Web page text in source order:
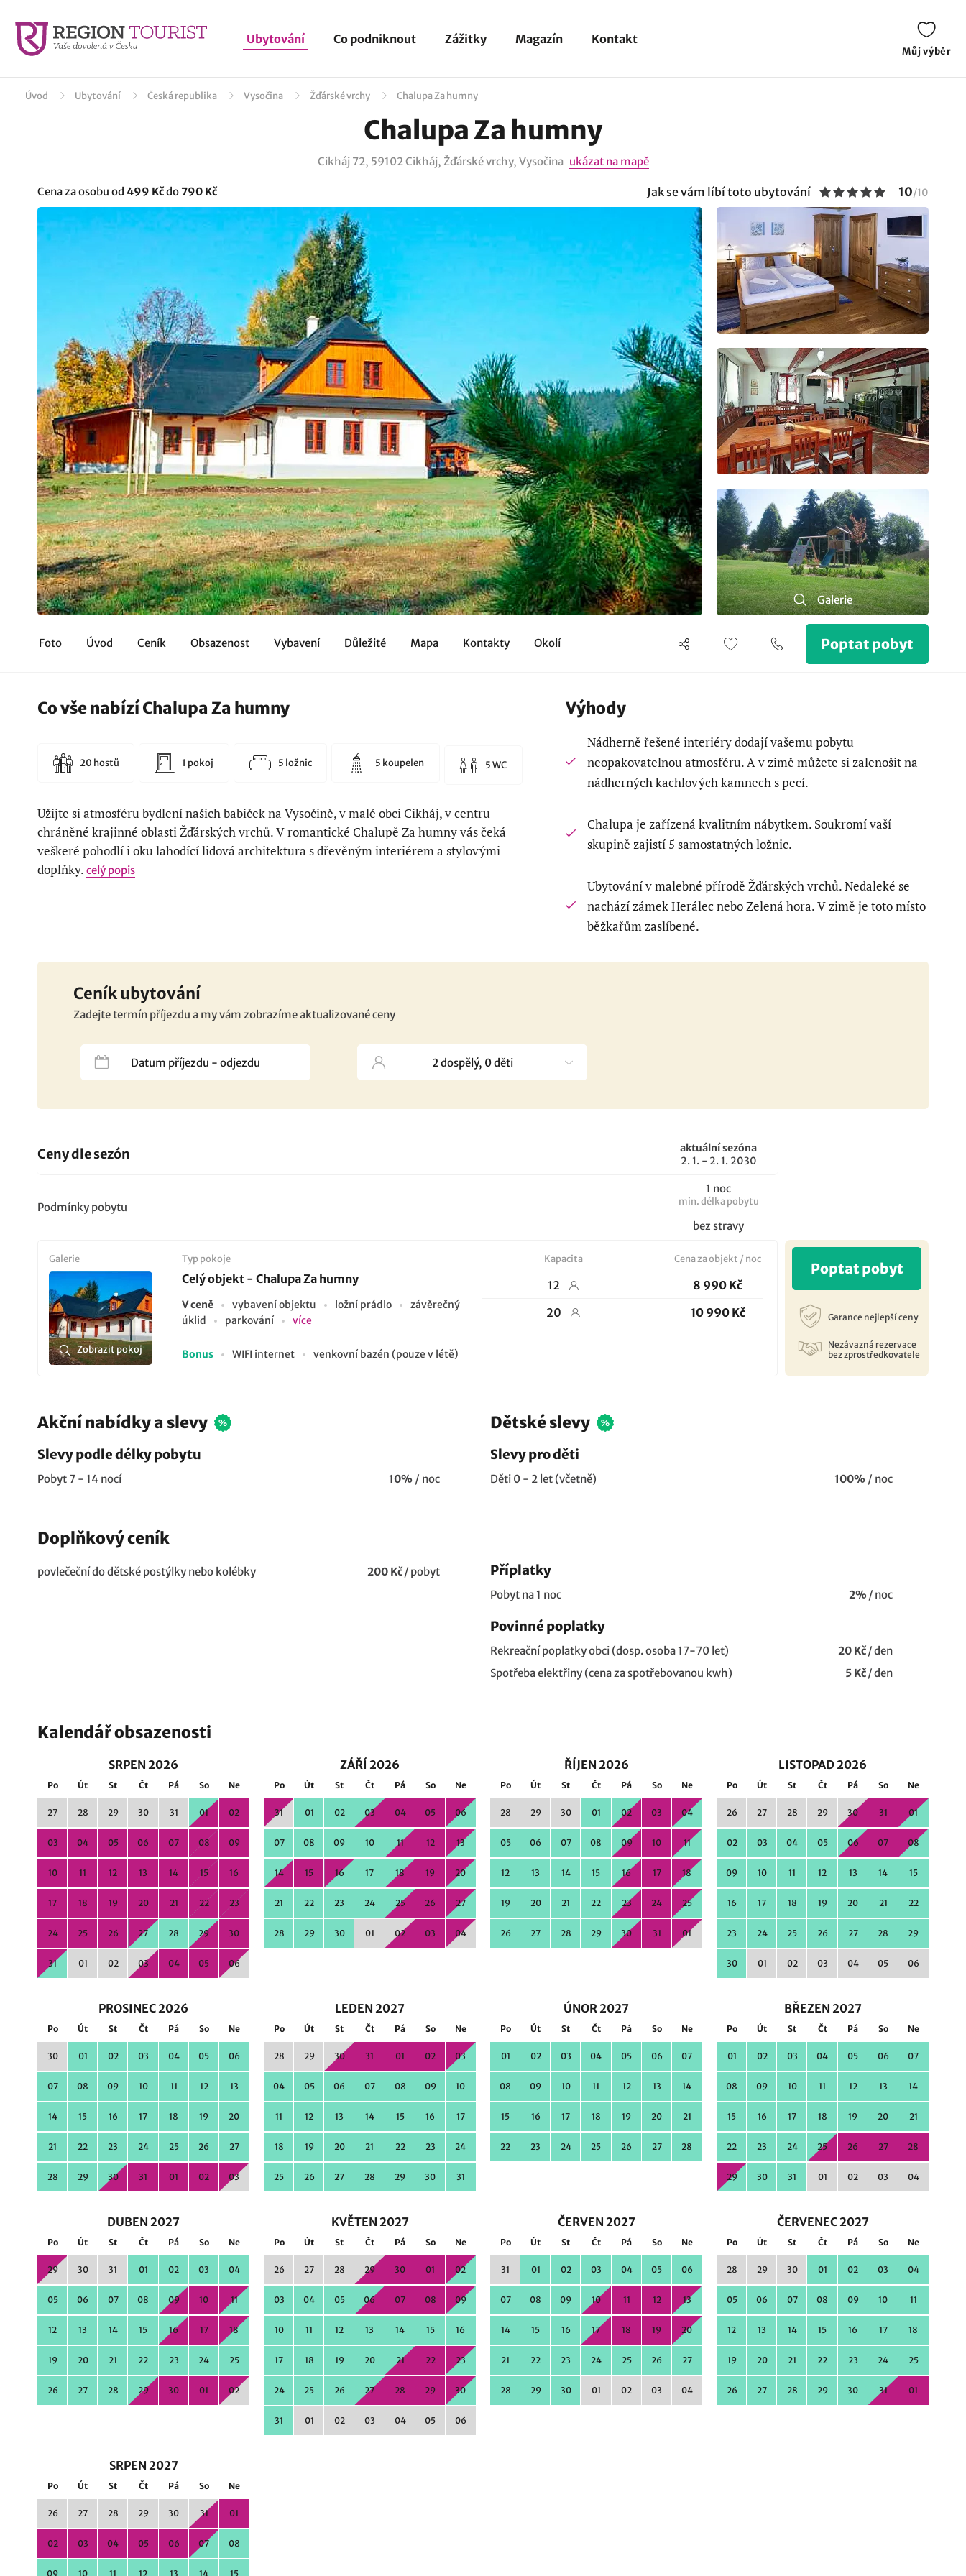
Ubytování Co podniknout Zážitky Magazín Kontakt
Můj výběr
Úvod Ubytování Česká republika Vysočina Žďárské vrchy Chalupa Za humny
Chalupa Za humny
Cikháj 72, 59102 Cikháj, Žďárské vrchy, Vysočina ukázat na mapě
Cena za osobu od 499 Kčdo 790 Kč Jak se vám líbí toto ubytování 10/10
Galerie
Foto Úvod Ceník Obsazenost Vybavení Důležité Mapa Kontakty Okolí Poptat pobyt
Co vše nabízí Chalupa Za humny
20 hostů 1 pokoj 5 ložnic 5 koupelen 5 WC
Užijte si atmosféru bydlení našich babiček na Vysočině, v malé obci Cikháj, v centru
chráněné krajinné oblasti Žďárských vrchů. V romantické Chalupě Za humny vás čeká
veškeré pohodlí i oku lahodící lidová architektura s dřevěným interiérem a stylovými
doplňky. celý popis
Výhody
Nádherně řešené interiéry dodají vašemu pobytu
neopakovatelnou atmosféru. A v zimě můžete si zalenošit na
nádherných kachlových kamnech s pecí.
Chalupa je zařízená kvalitním nábytkem. Soukromí vaší
skupině zajistí 5 samostatných ložnic.
Ubytování v malebné přírodě Žďárských vrchů. Nedaleké se
nachází zámek Herálec nebo Zelená hora. V zimě je toto místo
běžkařům zaslíbené.
Ceník ubytování
Zadejte termín příjezdu a my vám zobrazíme aktualizované ceny
Ceny dle sezón
aktuální sezóna
2. 1. - 2. 1. 2030
Podmínky pobytu
1 noc
min. délka pobytu
bez stravy
Galerie
Zobrazit pokoj
Typ pokoje
Celý objekt - Chalupa Za humny
V ceně vybavení objektu ložní prádlo
závěrečný
úklid
parkování více
Bonus WIFI internet venkovní bazén (pouze v létě)
Kapacita Cena za objekt / noc
12
8 990 Kč
20
10 990 Kč
Poptat pobyt
Garance nejlepší ceny
Nezávazná rezervace
bez zprostředkovatele
Akční nabídky a slevy
Slevy podle délky pobytu
Pobyt 7 - 14 nocí 10% / noc
Dětské slevy
Slevy pro děti
Děti 0 - 2 let (včetně) 100% / noc
Doplňkový ceník
povlečeční do dětské postýlky nebo kolébky 200 Kč/ pobyt Příplatky
Pobyt na 1 noc 2%/ noc
Povinné poplatky
Rekreační poplatky obci (dosp. osoba 17-70 let) 20 Kč/den
Spotřeba elektřiny (cena za spotřebovanou kwh)
5 Kč/den
Kalendář obsazenosti
SRPEN 2026
Po Út St Čt Pá So Ne
27 28 29 30 31 01 02
03 04 05 06 07 08 09
10 11 12 13 14 15 16
17 18 19 20 21 22 23
24 25 26 27 28 29 30
31 01 02 03 04 05 06
ZÁŘÍ 2026
Po Út St Čt Pá So Ne
31 01 02 03 04 05 06
07 08 09 10 11 12 13
14 15 16 17 18 19 20
21 22 23 24 25 26 27
28 29 30 01 02 03 04
ŘÍJEN 2026
Po Út St Čt Pá So Ne
28 29 30 01 02 03 04
05 06 07 08 09 10 11
12 13 14 15 16 17 18
19 20 21 22 23 24 25
26 27 28 29 30 31 01
LISTOPAD 2026
Po Út St Čt Pá So Ne
26 27 28 29 30 31 01
02 03 04 05 06 07 08
09 10 11 12 13 14 15
16 17 18 19 20 21 22
23 24 25 26 27 28 29
30 01 02 03 04 05 06
PROSINEC 2026
Po Út St Čt Pá So Ne
30 01 02 03 04 05 06
07 08 09 10 11 12 13
14 15 16 17 18 19 20
21 22 23 24 25 26 27
28 29 30 31 01 02 03
LEDEN 2027
Po Út St Čt Pá So Ne
28 29 30 31 01 02 03
04 05 06 07 08 09 10
11 12 13 14 15 16 17
18 19 20 21 22 23 24
25 26 27 28 29 30 31
ÚNOR 2027
Po Út St Čt Pá So Ne
01 02 03 04 05 06 07
08 09 10 11 12 13 14
15 16 17 18 19 20 21
22 23 24 25 26 27 28
BŘEZEN 2027
Po Út St Čt Pá So Ne
01 02 03 04 05 06 07
08 09 10 11 12 13 14
15 16 17 18 19 20 21
22 23 24 25 26 27 28
29 30 31 01 02 03 04
DUBEN 2027
Po Út St Čt Pá So Ne
29 30 31 01 02 03 04
05 06 07 08 09 10 11
12 13 14 15 16 17 18
19 20 21 22 23 24 25
26 27 28 29 30 01 02
KVĚTEN 2027
Po Út St Čt Pá So Ne
26 27 28 29 30 01 02
03 04 05 06 07 08 09
10 11 12 13 14 15 16
17 18 19 20 21 22 23
24 25 26 27 28 29 30
31 01 02 03 04 05 06
ČERVEN 2027
Po Út St Čt Pá So Ne
31 01 02 03 04 05 06
07 08 09 10 11 12 13
14 15 16 17 18 19 20
21 22 23 24 25 26 27
28 29 30 01 02 03 04
ČERVENEC 2027
Po Út St Čt Pá So Ne
28 29 30 01 02 03 04
05 06 07 08 09 10 11
12 13 14 15 16 17 18
19 20 21 22 23 24 25
26 27 28 29 30 31 01
SRPEN 2027
Po Út St Čt Pá So Ne
26 27 28 29 30 31 01
02 03 04 05 06 07 08
09 10 11 12 13 14 15